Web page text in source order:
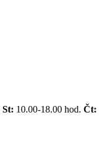
St: 10.00-18.00 hod. Čt: